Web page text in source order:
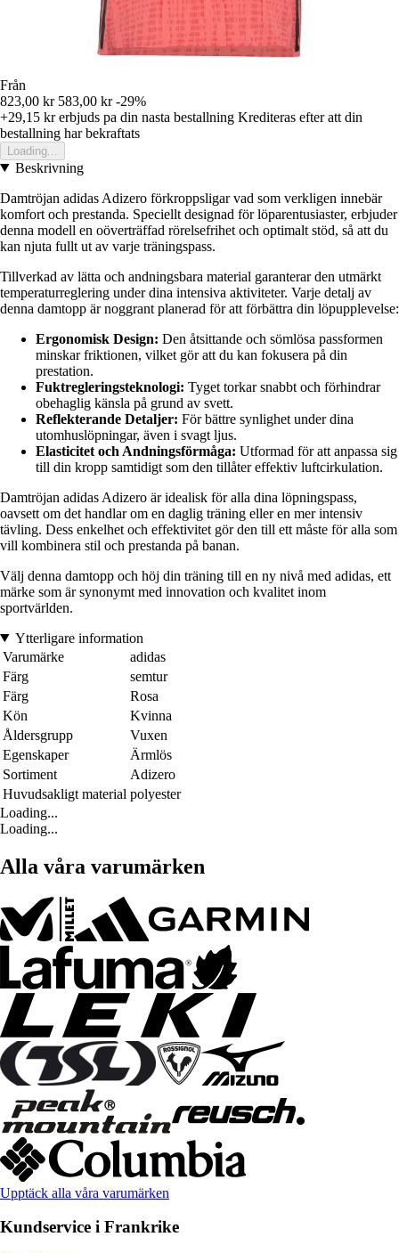
Från
823,00 kr 583,00 kr -29%
+29,15 krerbjuds pa din nasta bestallning Krediteras efter att din
bestallning har bekraftats
Loading...
Beskrivning
Damtröjan adidas Adizero förkroppsligar vad som verkligen innebär
komfort och prestanda. Speciellt designad för löparentusiaster, erbjuder
denna modell en oöverträffad rörelsefrihet och optimalt stöd, så att du
kan njuta fullt ut av varje träningspass.
Tillverkad av lätta och andningsbara material garanterar den utmärkt
temperaturreglering under dina intensiva aktiviteter. Varje detalj av
denna damtopp är noggrant planerad för att förbättra din löpupplevelse:
Ergonomisk Design: Den åtsittande och sömlösa passformen
minskar friktionen, vilket gör att du kan fokusera på din
prestation.
Fuktregleringsteknologi: Tyget torkar snabbt och förhindrar
obehaglig känsla på grund av svett.
Reflekterande Detaljer: För bättre synlighet under dina
utomhuslöpningar, även i svagt ljus.
Elasticitet och Andningsförmåga: Utformad för att anpassa sig
till din kropp samtidigt som den tillåter effektiv luftcirkulation.
Damtröjan adidas Adizero är idealisk för alla dina löpningspass,
oavsett om det handlar om en daglig träning eller en mer intensiv
tävling. Dess enkelhet och effektivitet gör den till ett måste för alla som
vill kombinera stil och prestanda på banan.
Välj denna damtopp och höj din träning till en ny nivå med adidas, ett
märke som är synonymt med innovation och kvalitet inom
sportvärlden.
Ytterligare information
Varumärke
adidas
Färg
semtur
Färg
Rosa
Kön
Kvinna
Åldersgrupp
Vuxen
Egenskaper
Ärmlös
Sortiment
Adizero
Huvudsakligt material polyester
Loading...
Loading...
Alla våra varumärken
Upptäck alla våra varumärken
Kundservice i Frankrike